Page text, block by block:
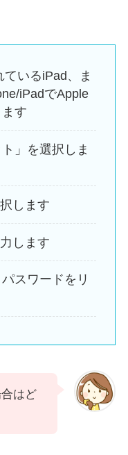
いるiPad、ま
iPadでApple
す
」を選択しま
します
します
スワードをリ
はど